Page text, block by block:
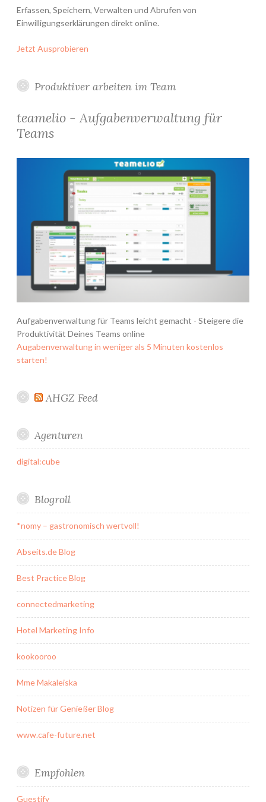
Erfassen, Speichern, Verwalten und Abrufen von
Einwilligungserklärungen direkt online.
Jetzt Ausprobieren
Produktiver arbeiten im Team
teamelio - Aufgabenverwaltung für
Teams
Aufgabenverwaltung für Teams leicht gemacht - Steigere die
Produktivität Deines Teams online
Augabenverwaltung in weniger als 5 Minuten kostenlos
starten!
AHGZ Feed
Agenturen
digital:cube
Blogroll
*nomy – gastronomisch wertvoll!
Abseits.de Blog
Best Practice Blog
connectedmarketing
Hotel Marketing Info
kookooroo
Mme Makaleiska
Notizen für Genießer Blog
www.cafe-future.net
Empfohlen
Guestify